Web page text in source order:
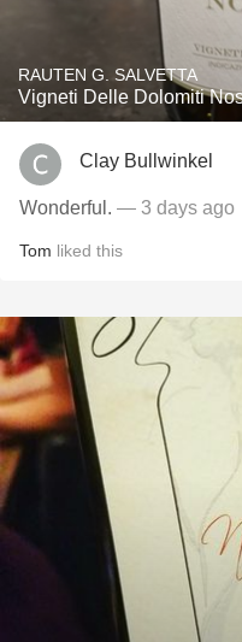
RAUTEN G. SALVETTA
Vigneti Delle Dolomiti
Clay Bullwinkel
Wonderful. — 3 days ago
Tom liked this